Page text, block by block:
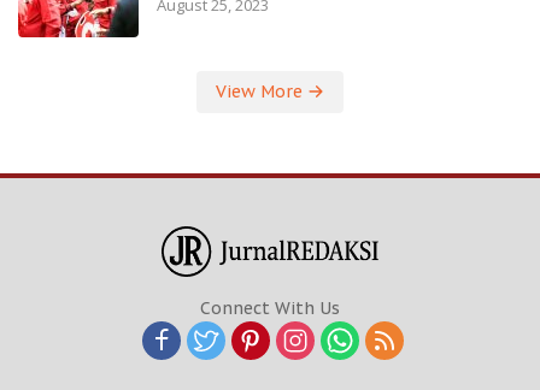
August 25, 2023
View More
Connect With Us